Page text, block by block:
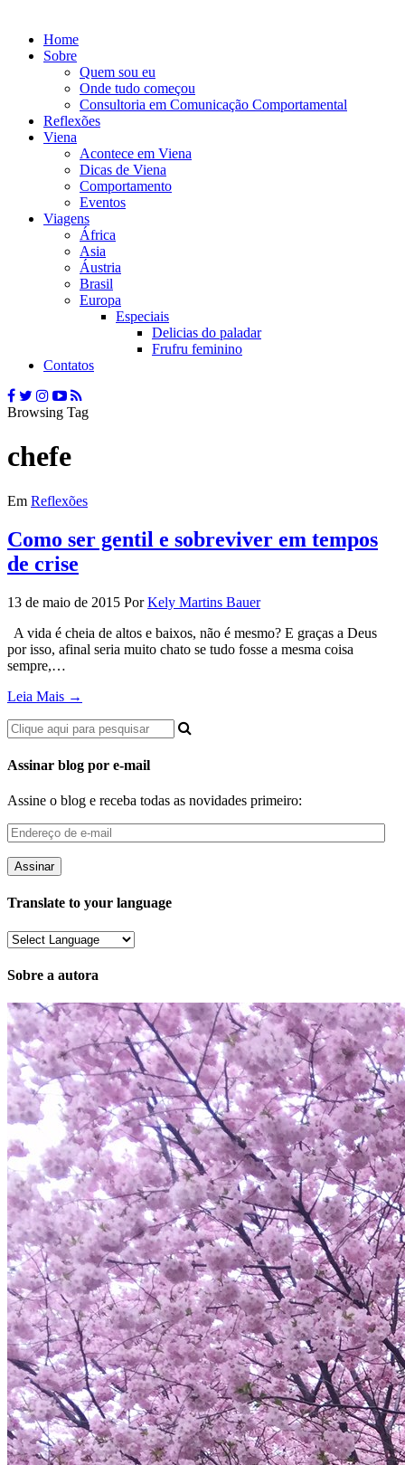
Home
Sobre
Quem sou eu
Onde tudo começou
Consultoria em Comunicação Comportamental
Reflexões
Viena
Acontece em Viena
Dicas de Viena
Comportamento
Eventos
Viagens
África
Asia
Áustria
Brasil
Europa
Especiais
Delicias do paladar
Frufru feminino
Contatos
Browsing Tag
chefe
Em Reflexões
Como ser gentil e sobreviver em tempos
de crise
13 de maio de 2015 Por Kely Martins Bauer
A vida é cheia de altos e baixos, não é mesmo? E graças a Deus
por isso, afinal seria muito chato se tudo fosse a mesma coisa
sempre,…
Leia Mais →
Assinar blog por e-mail
Assine o blog e receba todas as novidades primeiro:
Endereço
de
e-
mail
Translate to your language
Sobre a autora